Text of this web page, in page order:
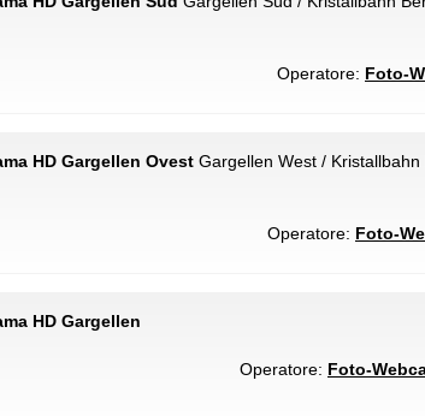
Operatore: Foto-
HD Gargellen Ovest Gargellen West /
Operatore: Foto-
HD Gargellen
Operatore: Foto-